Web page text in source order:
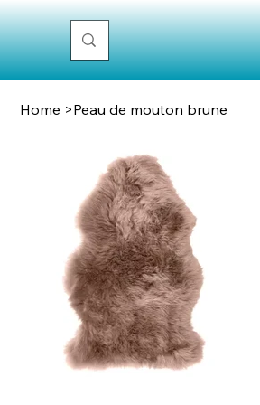
Home >Peau de mouton brune